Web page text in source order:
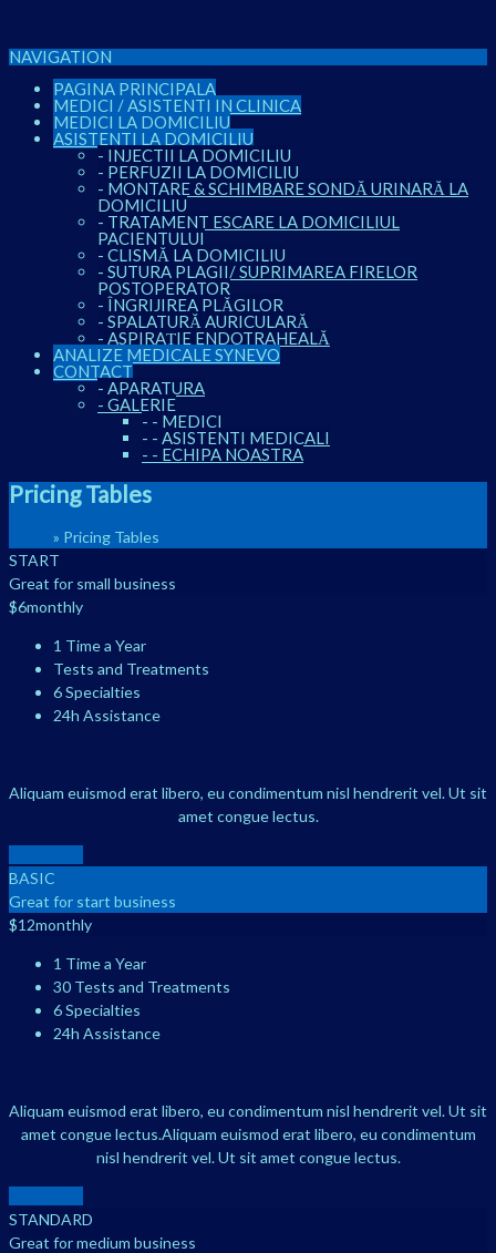
NAVIGATION
PAGINA PRINCIPALA
MEDICI / ASISTENTI IN CLINICA
MEDICI LA DOMICILIU
ASISTENTI LA DOMICILIU
- INJECTII LA DOMICILIU
- PERFUZII LA DOMICILIU
- MONTARE & SCHIMBARE SONDĂ URINARĂ LA
DOMICILIU
- TRATAMENT ESCARE LA DOMICILIUL
PACIENTULUI
- CLISMĂ LA DOMICILIU
- SUTURA PLAGII/ SUPRIMAREA FIRELOR
POSTOPERATOR
- ÎNGRIJIREA PLĂGILOR
- SPALATURĂ AURICULARĂ
- ASPIRAȚIE ENDOTRAHEALĂ
ANALIZE MEDICALE SYNEVO
CONTACT
- APARATURA
- GALERIE
- - MEDICI
- - ASISTENTI MEDICALI
- - ECHIPA NOASTRA
Pricing Tables
» Pricing Tables
START
Great for small business
$6monthly
1 Time a Year
Tests and Treatments
6 Specialties
24h Assistance
Aliquam euismod erat libero, eu condimentum nisl hendrerit vel. Ut sit
amet congue lectus.
BASIC
Great for start business
$12monthly
1 Time a Year
30 Tests and Treatments
6 Specialties
24h Assistance
Aliquam euismod erat libero, eu condimentum nisl hendrerit vel. Ut sit
amet congue lectus.Aliquam euismod erat libero, eu condimentum
nisl hendrerit vel. Ut sit amet congue lectus.
STANDARD
Great for medium business